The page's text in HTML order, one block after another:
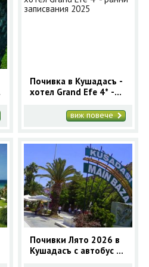
Почивка в Кушадасъ -
хотел Grand Efe 4* -
виж повече
Почивки Лято 2026 в
Кушадасъ с автобус -